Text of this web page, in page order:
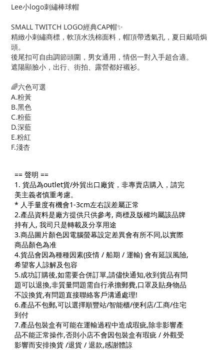
Lee小logo刺繡棒球帽
SMALL TWITCH LOGO經典CAP帽✨
精緻小刺繡商標，軟頂水洗棉面料，帽頂帶透氣孔，夏日戴唔焗
頭。
後尾扣可自由調節頭圍，男女通用，情侶一對入手超合適。
遮陽顯臉小，出行、街拍、露營都好襯衫。
🌈六色可選
A.粉黃
B.黑色
C.粉藍
D.深藍
E.粉紅
F.淺杏
== 聲明 ==
1. 貨品為outlet貨/外貿出口廠貨，非專賣店購入，請完
美主義者慎重考慮。
* 人手量度有機會1-3cm左右誤差屬正常
2.產品資料是廠方提供只供參考, 商標及版權均屬該品牌
持有人, 我司只是轉載及分享用途
3.商品圖片顏色因電腦螢幕設定差異會有所不同,以實際
商品顏色為准
4.貨品會因為種種因素(疫情 / 船期 / 運輸) 會有延誤風險,
希望客人諒解及包容
5.成功訂購後,如需要合併訂單,請儘快通知,收到貨品有問
題可以退換,非質量問題需自行承擔郵費,口罩及貼身物品
不設換貨,有問題直接聯絡客戶溝通處理!
6.產品不包郵,可以選擇順豐站/智能櫃/便利店/工商/住宅
到付
7.產品包裝盒有可能在運輸過程中造成瑕疵,除非影響產
品不能正常操作,否則小店不會因包裝盒有瑕疵 / 外觀受
影響而安排換貨 /退貨 / 退款,感謝體諒